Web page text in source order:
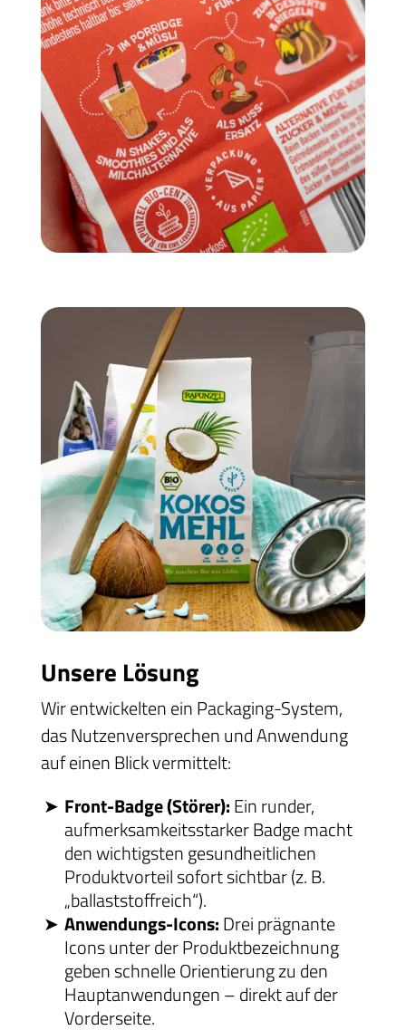
Unsere Lösung
Wir entwickelten ein Packaging-System,
das Nutzenversprechen und Anwendung
auf einen Blick vermittelt:
Front-Badge (Störer):Ein runder,
aufmerksamkeitsstarker Badge macht
den wichtigsten gesundheitlichen
Produktvorteil sofort sichtbar (z. B.
„ballaststoffreich“).
Anwendungs-Icons:Drei prägnante
Icons unter der Produktbezeichnung
geben schnelle Orientierung zu den
Hauptanwendungen – direkt auf der
Vorderseite.